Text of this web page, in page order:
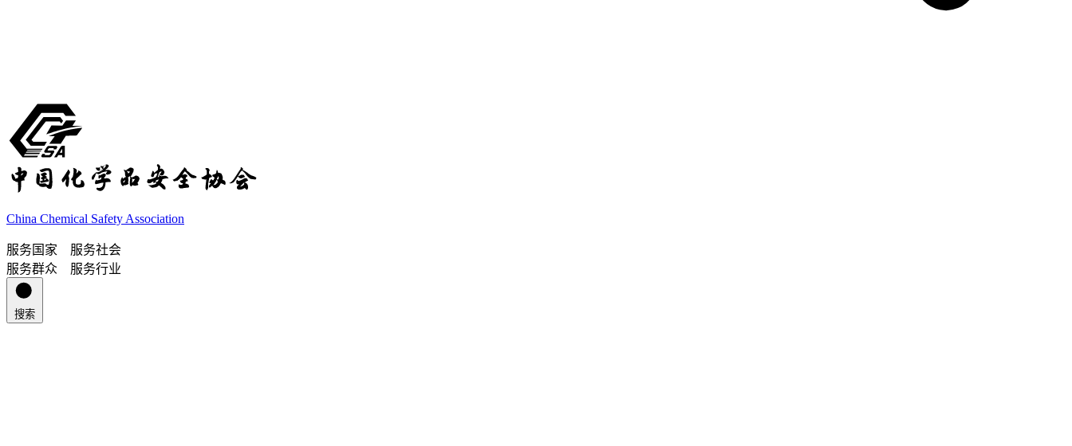
China Chemical Safety Association
服务国家 服务社会
服务群众 服务行业
搜索